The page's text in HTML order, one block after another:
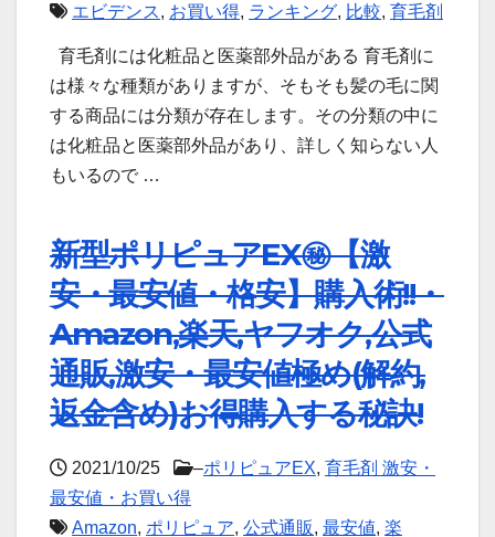
エビデンス, お買い得, ランキング, 比較, 育毛剤
育毛剤には化粧品と医薬部外品がある 育毛剤に
は様々な種類がありますが、そもそも髪の毛に関
する商品には分類が存在します。その分類の中に
は化粧品と医薬部外品があり、詳しく知らない人
もいるので …
新型ポリピュアEX㊙【激
安・最安値・格安】購入術!!・
Amazon,楽天,ヤフオク,公式
通販,激安・最安値極め(解約,
返金含め)お得購入する秘訣!
2021/10/25 –ポリピュアEX, 育毛剤 激安・
最安値・お買い得
Amazon, ポリピュア, 公式通販, 最安値, 楽